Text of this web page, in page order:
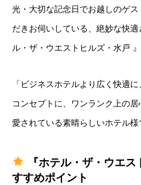
光・大切な記念日でお越しのゲ
だきお伺いしている、絶妙な快
ル・ザ・ウエストヒルズ・水戸
「ビジネスホテルより広く快適
コンセプトに、ワンランク上の
愛されている素晴らしいホテル様
『ホテル・ザ・ウエ
すすめポイント